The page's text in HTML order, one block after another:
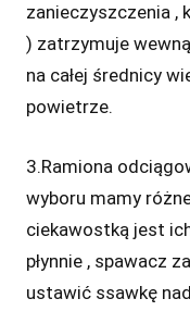
zanieczyszczenia ,
) zatrzymuje
na całej średnicy
powietrze.
3.Ramiona
wyboru mamy
ciekawostką jest
płynnie , spawacz
ustawić ssawkę